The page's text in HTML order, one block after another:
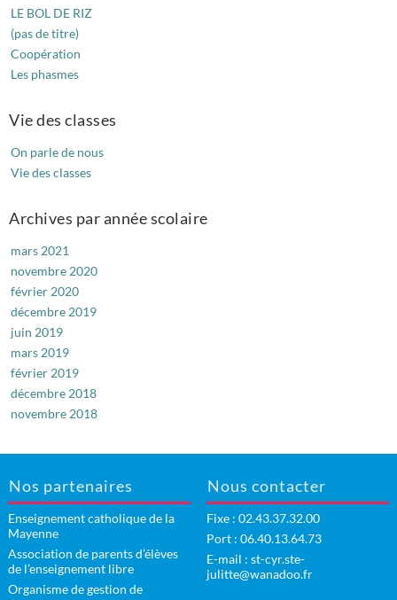
LE BOL DE RIZ
(pas de titre)
Coopération
Les phasmes
Vie des classes
On parle de nous
Vie des classes
Archives par année scolaire
mars 2021
novembre 2020
février 2020
décembre 2019
juin 2019
mars 2019
février 2019
décembre 2018
novembre 2018
Nos partenaires
Enseignement catholique de la
Mayenne
Association de parents d’élèves
de l’enseignement libre
Organisme de gestion de
Nous contacter
Fixe : 02.43.37.32.00
Port : 06.40.13.64.73
E-mail : st-cyr.ste-
julitte@wanadoo.fr